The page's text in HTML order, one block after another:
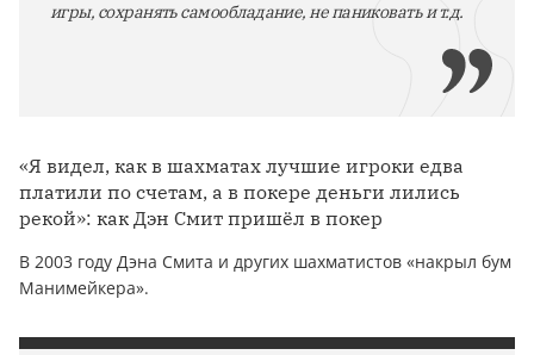
игры, сохранять самообладание, не паниковать и т.д.
«Я видел, как в шахматах лучшие игроки едва
платили по счетам, а в покере деньги лились
рекой»: как Дэн Смит пришёл в покер
В 2003 году Дэна Смита и других шахматистов «накрыл бум
Манимейкера».